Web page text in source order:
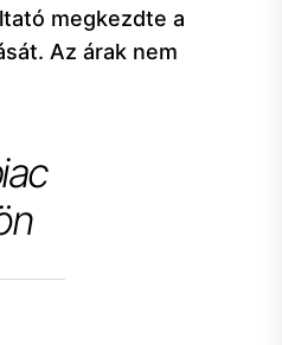
megkezdte a
Az árak nem